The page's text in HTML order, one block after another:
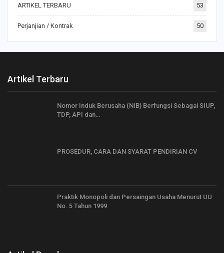
ARTIKEL TERBARU 53
Perjanjian / Kontrak 50
Artikel Terbaru
Nomor Induk Berusaha (NIB) Berfungsi Sebagai SIUP,
TDP, API dan…
PROSEDUR, CARA DAN SYARAT PENDIRIAN CV
Praktik Monopoli dan Persaingan Usaha Menurut UU
No. 5 Tahun 1999